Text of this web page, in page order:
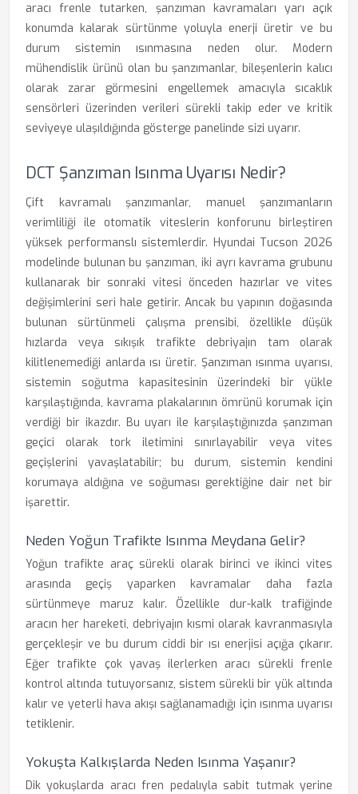
aracı frenle tutarken, şanzıman kavramaları yarı açık
konumda kalarak sürtünme yoluyla enerji üretir ve bu
durum sistemin ısınmasına neden olur. Modern
mühendislik ürünü olan bu şanzımanlar, bileşenlerin kalıcı
olarak zarar görmesini engellemek amacıyla sıcaklık
sensörleri üzerinden verileri sürekli takip eder ve kritik
seviyeye ulaşıldığında gösterge panelinde sizi uyarır.
DCT Şanzıman Isınma Uyarısı Nedir?
Çift kavramalı şanzımanlar, manuel şanzımanların
verimliliği ile otomatik viteslerin konforunu birleştiren
yüksek performanslı sistemlerdir. Hyundai Tucson 2026
modelinde bulunan bu şanzıman, iki ayrı kavrama grubunu
kullanarak bir sonraki vitesi önceden hazırlar ve vites
değişimlerini seri hale getirir. Ancak bu yapının doğasında
bulunan sürtünmeli çalışma prensibi, özellikle düşük
hızlarda veya sıkışık trafikte debriyajın tam olarak
kilitlenemediği anlarda ısı üretir. Şanzıman ısınma uyarısı,
sistemin soğutma kapasitesinin üzerindeki bir yükle
karşılaştığında, kavrama plakalarının ömrünü korumak için
verdiği bir ikazdır. Bu uyarı ile karşılaştığınızda şanzıman
geçici olarak tork iletimini sınırlayabilir veya vites
geçişlerini yavaşlatabilir; bu durum, sistemin kendini
korumaya aldığına ve soğuması gerektiğine dair net bir
işarettir.
Neden Yoğun Trafikte Isınma Meydana Gelir?
Yoğun trafikte araç sürekli olarak birinci ve ikinci vites
arasında geçiş yaparken kavramalar daha fazla
sürtünmeye maruz kalır. Özellikle dur-kalk trafiğinde
aracın her hareketi, debriyajın kısmi olarak kavranmasıyla
gerçekleşir ve bu durum ciddi bir ısı enerjisi açığa çıkarır.
Eğer trafikte çok yavaş ilerlerken aracı sürekli frenle
kontrol altında tutuyorsanız, sistem sürekli bir yük altında
kalır ve yeterli hava akışı sağlanamadığı için ısınma uyarısı
tetiklenir.
Yokuşta Kalkışlarda Neden Isınma Yaşanır?
Dik yokuşlarda aracı fren pedalıyla sabit tutmak yerine